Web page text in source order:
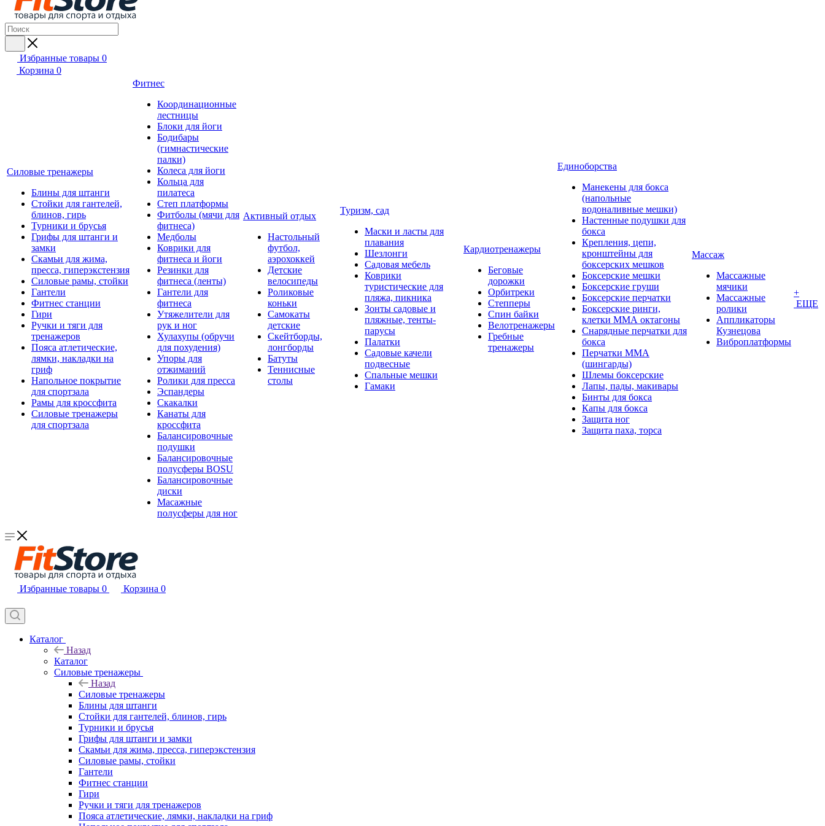
Избранные товары 0
Корзина 0
Силовые тренажеры
Блины для штанги
Стойки для гантелей,
блинов, гирь
Турники и брусья
Грифы для штанги и
замки
Скамьи для жима,
пресса, гиперэкстензия
Силовые рамы, стойки
Гантели
Фитнес станции
Гири
Ручки и тяги для
тренажеров
Пояса атлетические,
лямки, накладки на
гриф
Напольное покрытие
для спортзала
Рамы для кроссфита
Силовые тренажеры
для спортзала
Фитнес
Координационные
лестницы
Блоки для йоги
Бодибары
(гимнастические
палки)
Колеса для йоги
Кольца для
пилатеса
Степ платформы
Фитболы (мячи для
фитнеса)
Медболы
Коврики для
фитнеса и йоги
Резинки для
фитнеса (ленты)
Гантели для
фитнеса
Утяжелители для
рук и ног
Хулахупы (обручи
для похудения)
Упоры для
отжиманий
Ролики для пресса
Эспандеры
Скакалки
Канаты для
кроссфита
Балансировочные
подушки
Балансировочные
полусферы BOSU
Балансировочные
диски
Масажные
полусферы для ног
Активный отдых
Настольный
футбол,
аэрохоккей
Детские
велосипеды
Роликовые
коньки
Самокаты
детские
Скейтборды,
лонгборды
Батуты
Теннисные
столы
Туризм, сад
Маски и ласты для
плавания
Шезлонги
Садовая мебель
Коврики
туристические для
пляжа, пикника
Зонты садовые и
пляжные, тенты-
парусы
Палатки
Садовые качели
подвесные
Спальные мешки
Гамаки
Кардиотренажеры
Беговые
дорожки
Орбитреки
Степперы
Спин байки
Велотренажеры
Гребные
тренажеры
Единоборства
Манекены для бокса
(напольные
водоналивные мешки)
Настенные подушки для
бокса
Крепления, цепи,
кронштейны для
боксерских мешков
Боксерские мешки
Боксерские груши
Боксерские перчатки
Боксерские ринги,
клетки ММА октагоны
Снарядные перчатки для
бокса
Перчатки MMA
(шингарды)
Шлемы боксерские
Лапы, пады, макивары
Бинты для бокса
Капы для бокса
Защита ног
Защита паха, торса
Массаж
Массажные
мячики
Массажные
ролики
Аппликаторы
Кузнецова
Виброплатформы
+
ЕЩЕ
Избранные товары 0 Корзина 0
Каталог
Назад
Каталог
Силовые тренажеры
Назад
Силовые тренажеры
Блины для штанги
Стойки для гантелей, блинов, гирь
Турники и брусья
Грифы для штанги и замки
Скамьи для жима, пресса, гиперэкстензия
Силовые рамы, стойки
Гантели
Фитнес станции
Гири
Ручки и тяги для тренажеров
Пояса атлетические, лямки, накладки на гриф